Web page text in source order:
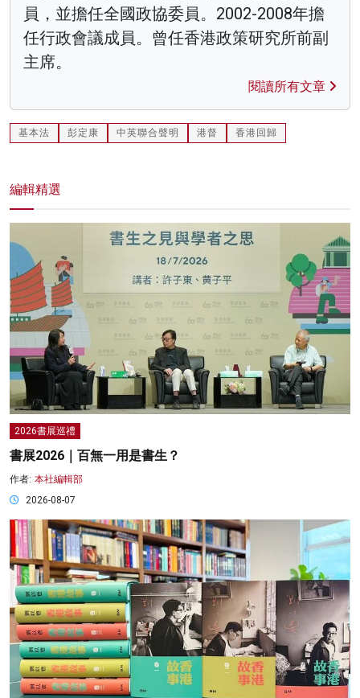
員，並擔任全國政協委員。2002-2008年擔
任行政會議成員。曾任香港政策研究所前副
主席。
閱讀所有文章
基本法 彭定康 中英聯合聲明 港督 香港回歸
編輯精選
2026書展巡禮
書展2026｜百無一用是書生？
作者: 本社編輯部
2026-08-07